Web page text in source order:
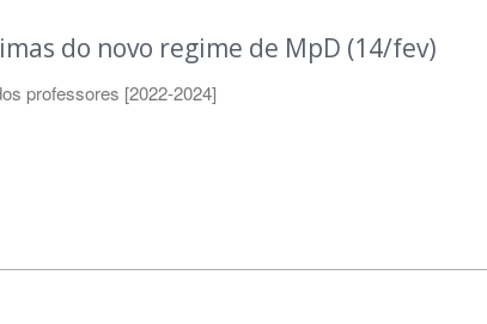
do novo regime de MpD (14/fev)
professores [2022-2024]